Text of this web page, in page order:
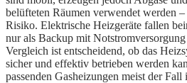
belüfteten Räumen verwendet werden
Risiko. Elektrische Heizgeräte fallen
nur als Backup mit
Vergleich ist entscheidend, ob das
sicher und effektiv betrieben werden
passenden Gasheizungen meist der Fall